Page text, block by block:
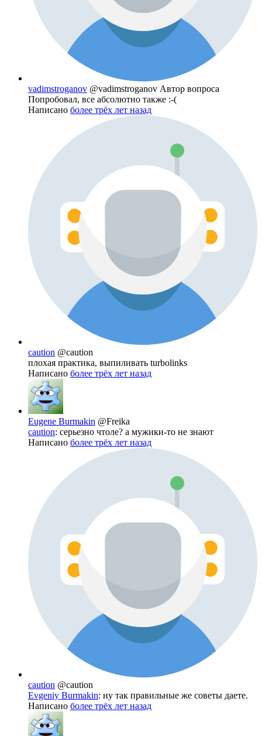
vadimstroganov @vadimstroganov Автор вопроса
Попробовал, все абсолютно также :-(
Написано более трёх лет назад
caution @caution
плохая практика, выпиливать turbolinks
Написано более трёх лет назад
Eugene Burmakin @Freika
caution: серьезно чтоле? а мужики-то не знают
Написано более трёх лет назад
caution @caution
Evgeniy Burmakin: ну так правильные же советы даете.
Написано более трёх лет назад